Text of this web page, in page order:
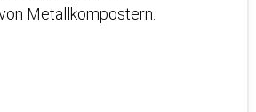
Metallkompostern.